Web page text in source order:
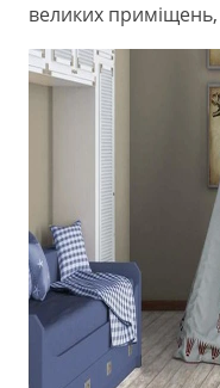
великих приміщень,